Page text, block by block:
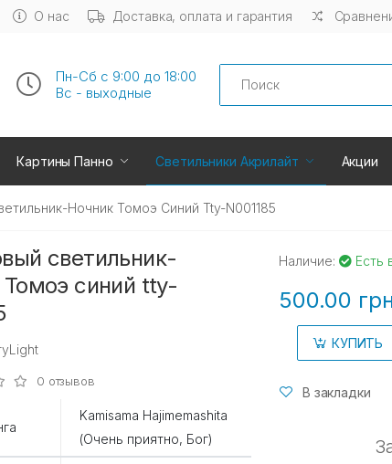
О нас Доставка, оплата и гарантия
Пн-Сб с 9:00 до 18:00
Вс - выходные
Search
Картины Панно Светильники Акрилайт Акции
Ночник Томоэ Синий Tty-N001185
светильник-
Томоэ синий tty-
0 отзывов
Kamisama Hajimemashita
(Очень приятно, Бог)
Наличие: Есть
500.00
КУПИТЬ
В закладки